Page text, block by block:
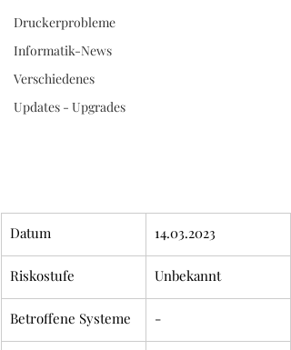
52 38 60
Druckerprobleme
Informatik-News
Verschiedenes
Updates - Upgrades
Datum 14.03.2023
Riskostufe Unbekannt
Betroffene Systeme -